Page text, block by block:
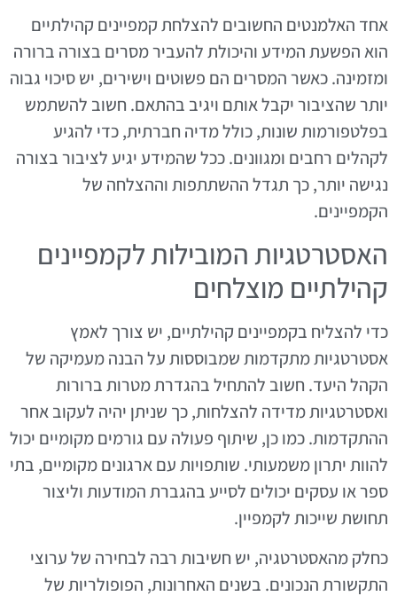
אחד האלמנטים החשובים להצלחת קמפיינים קהילתיים
הוא הפשעת המידע והיכולת להעביר מסרים בצורה ברורה
ומזמינה. כאשר המסרים הם פשוטים וישירים, יש סיכוי גבוה
יותר שהציבור יקבל אותם ויגיב בהתאם. חשוב להשתמש
בפלטפורמות שונות, כולל מדיה חברתית, כדי להגיע
לקהלים רחבים ומגוונים. ככל שהמידע יגיע לציבור בצורה
נגישה יותר, כך תגדל ההשתתפות וההצלחה של
הקמפיינים.
האסטרטגיות המובילות לקמפיינים
קהילתיים מוצלחים
כדי להצליח בקמפיינים קהילתיים, יש צורך לאמץ
אסטרטגיות מתקדמות שמבוססות על הבנה מעמיקה של
הקהל היעד. חשוב להתחיל בהגדרת מטרות ברורות
ואסטרטגיות מדידה להצלחות, כך שניתן יהיה לעקוב אחר
ההתקדמות. כמו כן, שיתוף פעולה עם גורמים מקומיים יכול
להוות יתרון משמעותי. שותפויות עם ארגונים מקומיים, בתי
ספר או עסקים יכולים לסייע בהגברת המודעות וליצור
תחושת שייכות לקמפיין.
כחלק מהאסטרטגיה, יש חשיבות רבה לבחירה של ערוצי
התקשורת הנכונים. בשנים האחרונות, הפופולריות של